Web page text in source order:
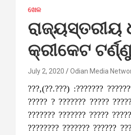
ଖେଳ
କ୍ରୀକେଟ
July 2, 2020 Odian Media
???,(??.???) :???????
????? ? ??????? ?????
??????? ??????? ?????
???????? ??????? ??????